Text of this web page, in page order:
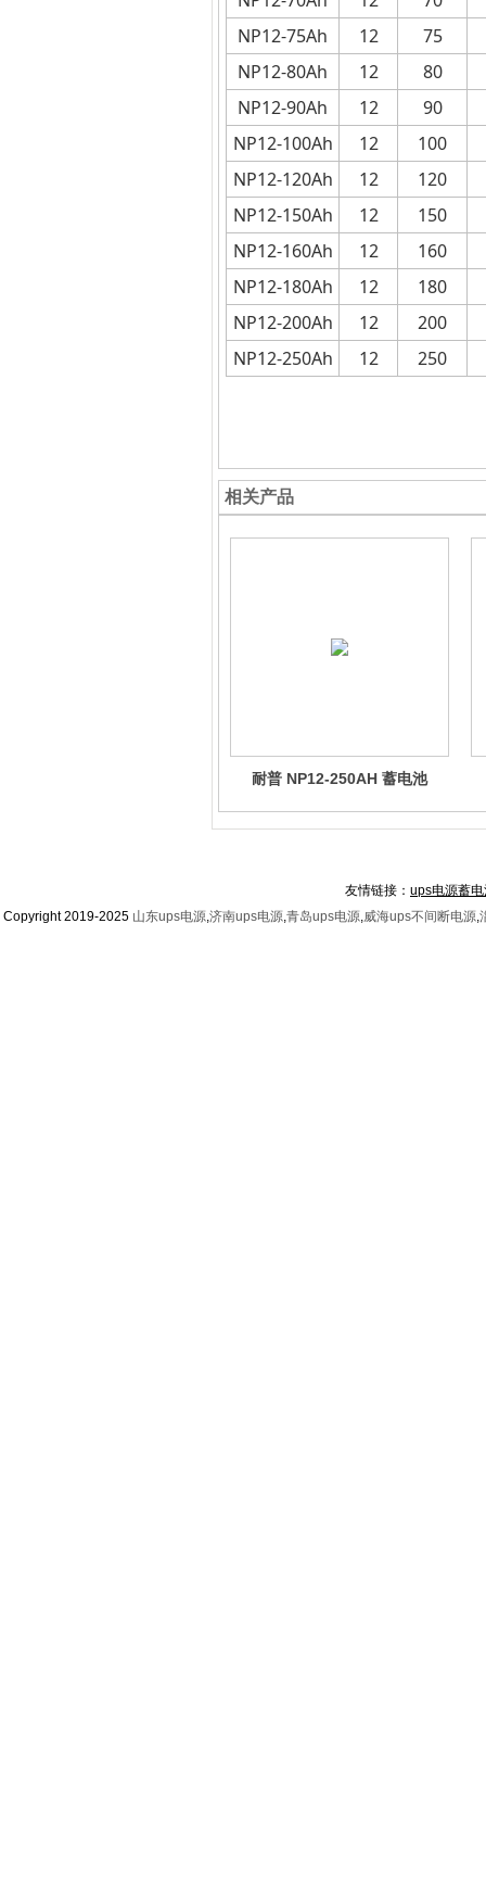
NP12-75Ah
12
75
NP12-80Ah
12
80
NP12-90Ah
12
90
NP12-100Ah
12
100
NP12-120Ah
12
120
NP12-150Ah
12
150
NP12-160Ah
12
160
NP12-180Ah
12
180
NP12-200Ah
12
200
NP12-250Ah
12 250
相关产品
耐普 NP12-250AH 蓄电池
友情链接： ups电源蓄
Copyright 2019-2025 山东ups电源,济南ups电源,青岛ups电源,威海ups不间断电源,